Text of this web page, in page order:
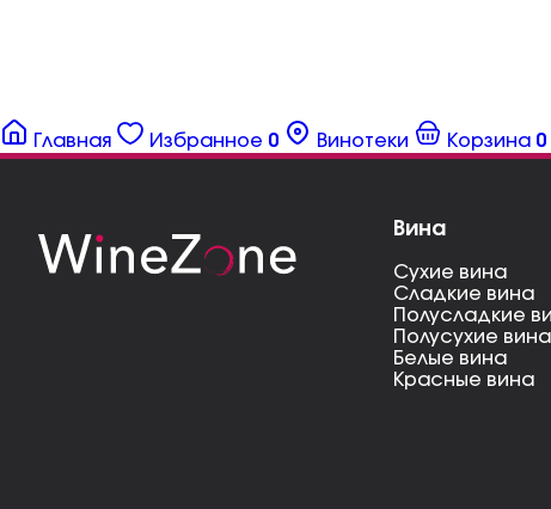
Главная Избранное 0 Винотеки Корзина 0
Вина
Сухие вина
Сладкие вина
Полусладкие
Полусухие вина
Белые вина
Красные вина